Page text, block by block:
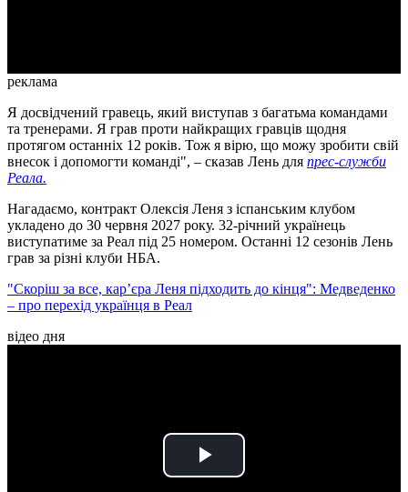
реклама
Я досвідчений гравець, який виступав з багатьма командами
та тренерами. Я грав проти найкращих гравців щодня
протягом останніх 12 років. Тож я вірю, що можу зробити свій
внесок і допомогти команді", – сказав Лень для прес-служби
Реала.
Нагадаємо, контракт Олексія Леня з іспанським клубом
укладено до 30 червня 2027 року. 32-річний українець
виступатиме за Реал під 25 номером. Останні 12 сезонів Лень
грав за різні клуби НБА.
"Скоріш за все, карʼєра Леня підходить до кінця": Медведенко
– про перехід українця в Реал
відео дня
Play